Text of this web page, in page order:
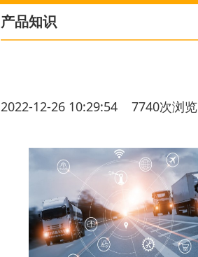
产品知识
2022-12-26 10:29:54 7740次浏览